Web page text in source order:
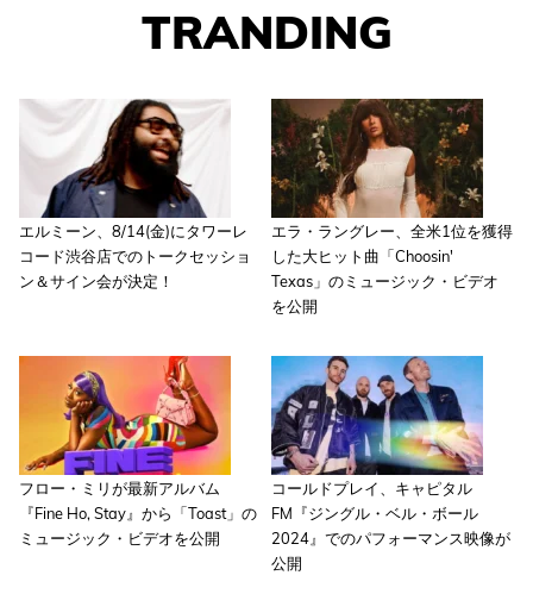
TRANDING
エルミーン、8/14(金)にタワーレ
コード渋谷店でのトークセッショ
ン＆サイン会が決定！
エラ・ラングレー、全米1位を獲得
した大ヒット曲「Choosin'
Texas」のミュージック・ビデオ
を公開
フロー・ミリが最新アルバム
『Fine Ho, Stay』から「Toast」の
ミュージック・ビデオを公開
コールドプレイ、キャピタル
FM『ジングル・ベル・ボール
2024』でのパフォーマンス映像が
公開